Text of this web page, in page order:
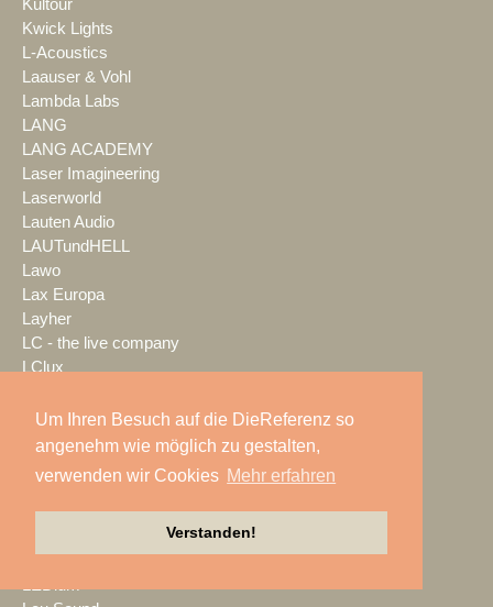
Um Ihren Besuch auf die DieReferenz so
angenehm wie möglich zu gestalten,
verwenden wir Cookies Mehr erfahren
Verstanden!
Kultour
Kwick Lights
L-Acoustics
Laauser & Vohl
Lambda Labs
LANG
LANG ACADEMY
Laser Imagineering
Laserworld
Lauten Audio
LAUTundHELL
Lawo
Lax Europa
Layher
LC - the live company
LClux
LD Systems
LDDE
Lectrosonics